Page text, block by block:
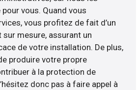
vous. Quand vous
vous profitez de fait d’un
mesure, assurant un
de votre installation. De plus,
produire votre propre
à la protection de
donc pas à faire appel à